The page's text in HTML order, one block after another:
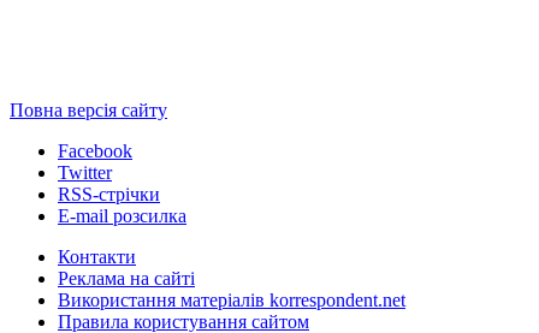
Повна версія сайту
Facebook
Twitter
RSS-стрічки
E-mail розсилка
Контакти
Реклама на сайті
Використання матеріалів korrespondent.net
Правила користування сайтом